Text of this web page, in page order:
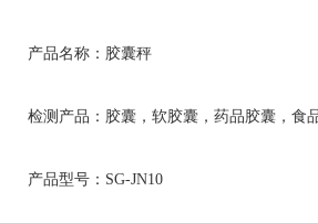
产品名称：胶囊秤
检测产品：胶囊，软胶囊，药品胶囊，食
产品型号：SG-JN10